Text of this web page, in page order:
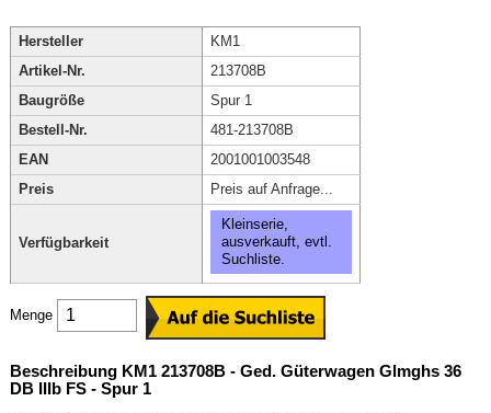
Hersteller
KM1
Artikel-Nr.
213708B
Baugröße
Spur 1
Bestell-Nr.
481-213708B
EAN
2001001003548
Preis
Preis auf Anfrage...
Verfügbarkeit
Kleinserie,
ausverkauft, evtl.
Suchliste.
Menge
Beschreibung KM1 213708B - Ged. Güterwagen Glmghs 36
DB IIIb FS - Spur 1